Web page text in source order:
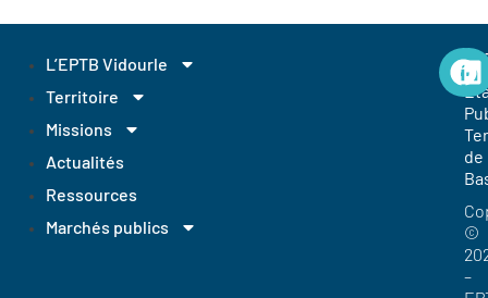
L’EPTB Vidourle
Territoire
Missions
Actualités
Ressources
Marchés publics
de
©
–